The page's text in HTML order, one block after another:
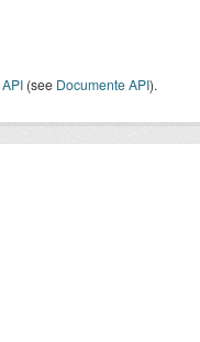
API (see Documente API).